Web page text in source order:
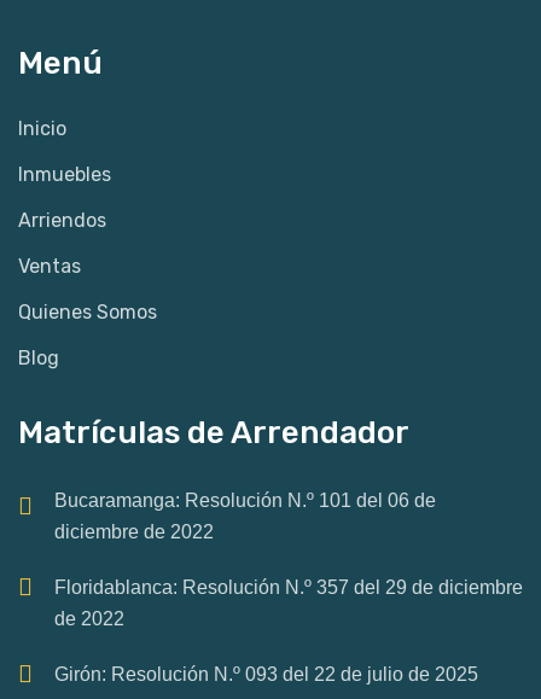
Menú
Inicio
Inmuebles
Arriendos
Ventas
Quienes Somos
Blog
Matrículas de Arrendador
Bucaramanga: Resolución N.º 101 del 06 de
diciembre de 2022
Floridablanca: Resolución N.º 357 del 29 de diciembre
de 2022
Girón: Resolución N.º 093 del 22 de julio de 2025